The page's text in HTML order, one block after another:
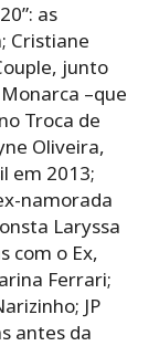
as
Cristiane
junto
–que
Troca de
Oliveira,
em 2013;
namorada
Laryssa
com o Ex,
Ferrari;
JP
antes da